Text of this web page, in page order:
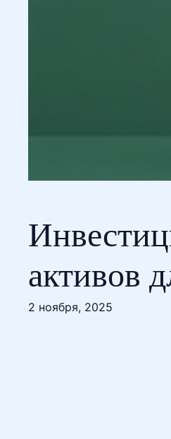
активов
2 ноября, 2025